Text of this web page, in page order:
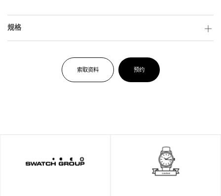
规格
索取资料 预约